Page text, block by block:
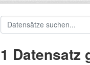
1 Datensatz